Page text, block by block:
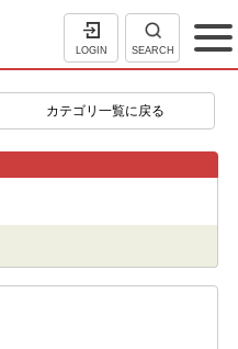
LOGIN SEARCH
カテゴリ一覧に戻る